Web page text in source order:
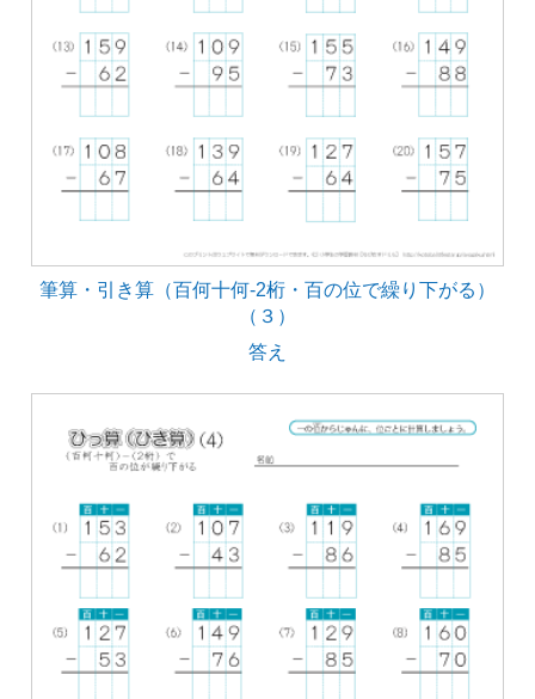
筆算・引き算（百何十何-2桁・百の位で繰り下がる）
（３）
答え